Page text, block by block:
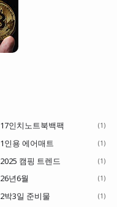
17인치노트북백팩 1
1인용 에어매트 1
2025 캠핑 트렌드 1
26년6월 1
2박3일 준비물 1